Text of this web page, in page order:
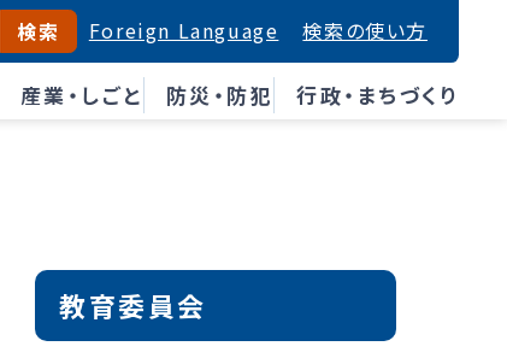
産業・しごと 防災・防犯 行政・まちづくり
検索 Foreign Language 検索の使い方
教育委員会